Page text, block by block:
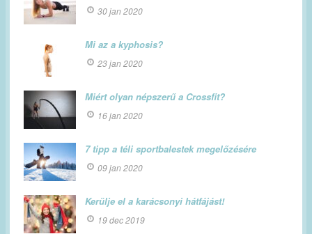
30 jan 2020
Mi az a kyphosis?
23 jan 2020
Miért olyan népszerű a Crossfit?
16 jan 2020
7 tipp a téli sportbalestek megelőzésére
09 jan 2020
Kerülje el a karácsonyi hátfájást!
19 dec 2019